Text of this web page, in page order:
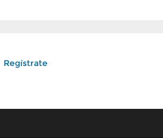
Regístrate